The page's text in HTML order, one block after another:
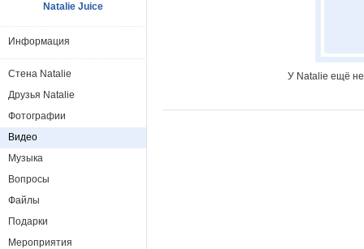
У Natalie ещё
Natalie Juice
Информация
Стена Natalie
Друзья Natalie
Фотографии
Видео
Музыка
Вопросы
Файлы
Подарки
Мероприятия